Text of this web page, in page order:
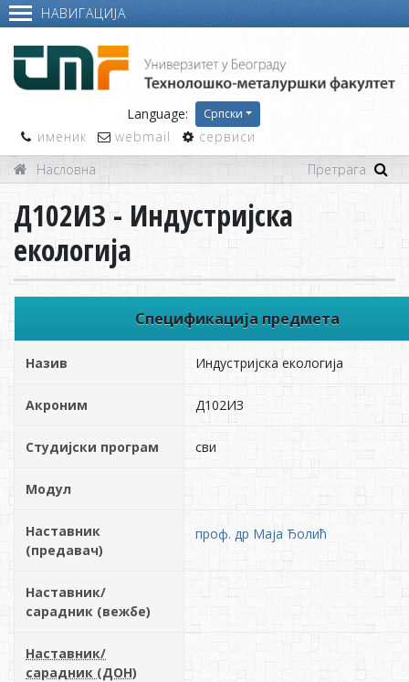
НАВИГАЦИЈА
Language: Српски
именик webmail
сервиси
Насловна
Д102ИЗ - Индустријска
екологија
Спецификација предмета
Назив Индустријска екологија
Акроним Д102ИЗ
Студијски програм сви
Модул
Наставник
(предавач)
проф. др Маја Ђолић
Наставник/
сарадник (вежбе)
Наставник/
сарадник (ДОН)